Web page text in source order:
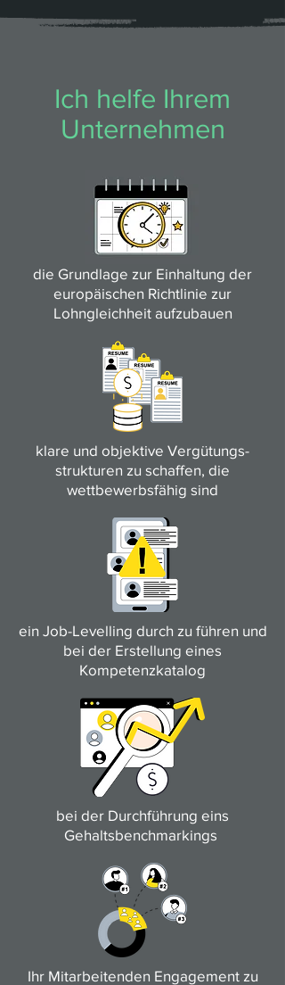
Ich helfe Ihrem
Unternehmen
die Grundlage zur Einhaltung der
europäischen Richtlinie zur
Lohngleichheit aufzubauen
klare und objektive Vergütungs-
strukturen zu schaffen, die
wettbewerbsfähig sind
ein Job-Levelling durch zu führen und
bei der Erstellung eines
Kompetenzkatalog
bei der Durchführung eins
Gehaltsbenchmarkings
Ihr Mitarbeitenden Engagement zu